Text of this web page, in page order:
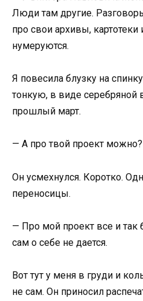
Люди там другие.
про свои архивы, картотеки
нумеруются.
Я повесила блузку на
тонкую, в виде серебряной
прошлый март.
— А про твой проект
Он усмехнулся. Коротко.
переносицы.
— Про мой проект все и так
сам о себе не дается.
Вот тут у меня в груди и
не сам. Он приносил